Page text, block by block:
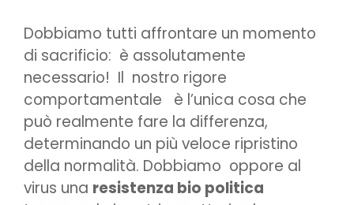
Dobbiamo tutti affrontare un momento
di sacrificio: è assolutamente
necessario! Il nostro rigore
comportamentale è l’unica cosa che
può realmente fare la differenza,
determinando un più veloce ripristino
della normalità. Dobbiamo oppore al
virus una resistenza bio politica